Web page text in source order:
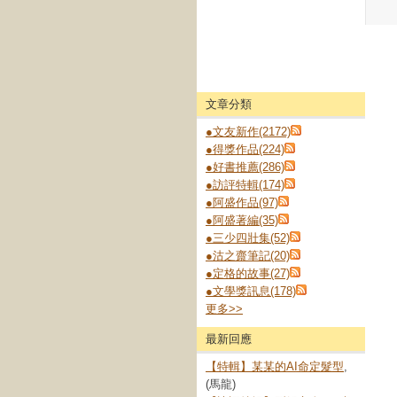
文章分類
●文友新作(2172)
●得獎作品(224)
●好書推薦(286)
●訪評特輯(174)
●阿盛作品(97)
●阿盛著編(35)
●三少四壯集(52)
●沽之齋筆記(20)
●定格的故事(27)
●文學獎訊息(178)
更多>>
最新回應
【特輯】某某的AI命定髮型,
(馬龍)